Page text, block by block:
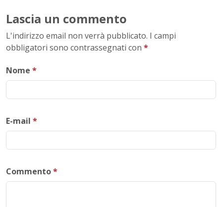
Lascia un commento
L'indirizzo email non verrà pubblicato. I campi
obbligatori sono contrassegnati con *
Nome *
E-mail *
Commento*